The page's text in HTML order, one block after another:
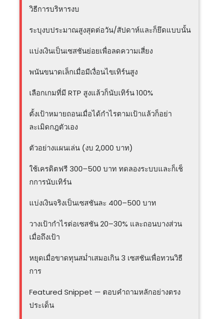
วิธีการบริหารงบ
ระบุงบประมาณสูงสุดต่อวัน/สัปดาห์และก็ยึดแบบนั้น
แบ่งเงินเป็นเซสชันย่อยเพื่อลดความเสี่ยง
พนันขนาดเล็กเมื่อมีเงื่อนไขเทิร์นสูง
เลือกเกมที่มี RTP สูงแล้วก็นับเทิร์น 100%
ตั้งเป้าหมายถอนเมื่อได้กำไรตามเป้าแล้วก็อย่า
ละเมิดกฎตัวเอง
ตัวอย่างแผนเล่น (งบ 2,000 บาท)
ใช้เครดิตฟรี 300–500 บาท ทดลองระบบและก็เช็
กการนับเทิร์น
แบ่งเงินจริงเป็นเซสชันละ 400–500 บาท
วางเป้ากำไรต่อเซสชัน 20–30% และถอนบางส่วน
เมื่อถึงเป้า
หยุดเมื่อขาดทุนสม่ำเสมอเกิน 3 เซสชันเพื่อทวนวิธี
การ
Featured Snippet — ตอบคำถามหลักอย่างตรง
ประเด็น